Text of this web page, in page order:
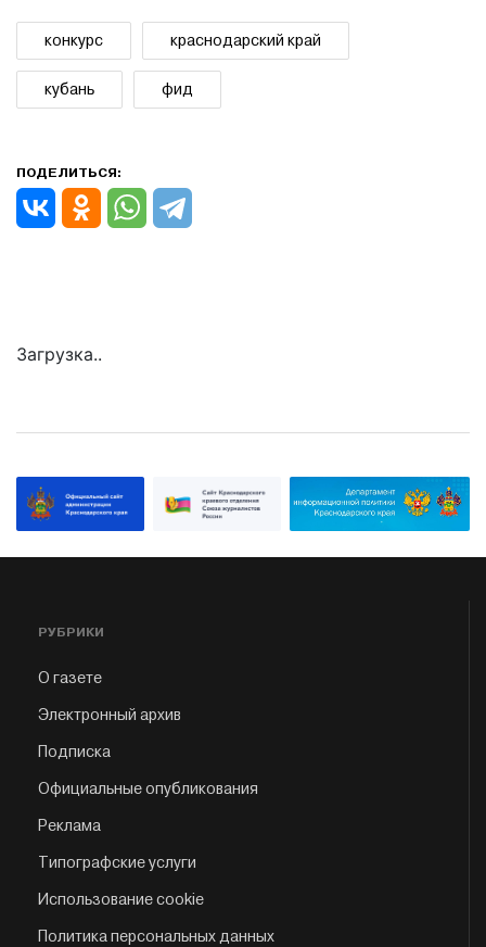
конкурс краснодарский край
кубань фид
ПОДЕЛИТЬСЯ:
Загрузка..
РУБРИКИ
О газете
Электронный архив
Подписка
Официальные опубликования
Реклама
Типографские услуги
Использование cookie
Политика персональных данных